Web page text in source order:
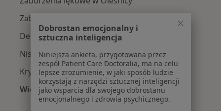
Zaburzenia emocjonalne w Oleśnicy
Depresja w Oleśnicy
Niskie poczucie własnej wartości w Oleśnicy
Kryzys emocjonalny w Oleśnicy
Więcej (15)
Więcej w kategorii: Najczęście leczone
Dobrostan emocjonalny i
sztuczna inteligencja
Niniejsza ankieta, przygotowana przez
zespół Patient Care Doctoralia, ma na celu
lepsze zrozumienie, w jaki sposób ludzie
korzystają z narzędzi sztucznej inteligencji
jako wsparcia dla swojego dobrostanu
emocjonalnego i zdrowia psychicznego.